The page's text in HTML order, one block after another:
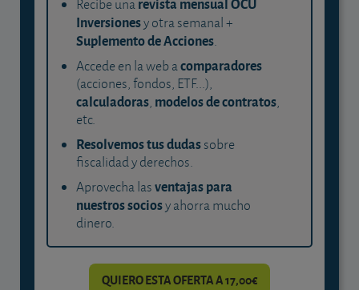
Recibe una
Inversionesy otra semanal +
Suplemento de Acciones.
Accede en la web acomparadores
(acciones, fondos, ETF...),
calculadoras, modelos de contratos,
etc.
Resolvemos tus dudassobre
fiscalidad y derechos.
Aprovecha lasventajas para
nuestros sociosy ahorra mucho
dinero.
QUIERO ESTA OFERTA A 17,00€